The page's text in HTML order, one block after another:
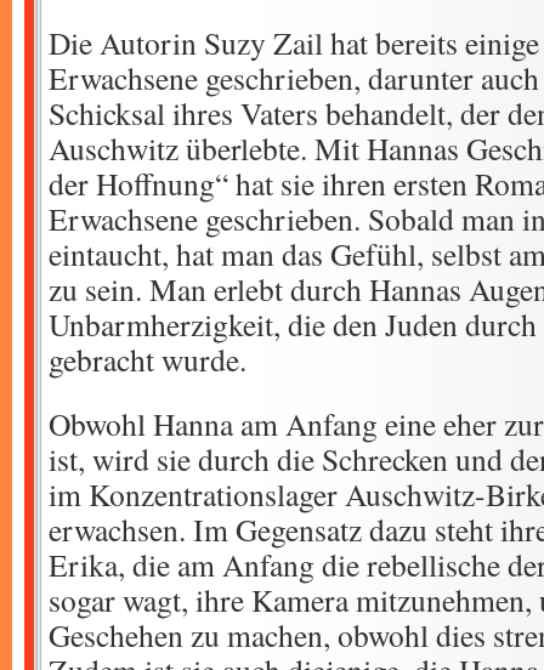
Die Autorin Suzy Zail hat bereits
Erwachsene geschrieben, darunter
Schicksal ihres Vaters behandelt, der
Auschwitz überlebte. Mit Hannas
der Hoffnung“ hat sie ihren ersten
Erwachsene geschrieben. Sobald man
eintaucht, hat man das Gefühl, selbst
zu sein. Man erlebt durch Hannas
Unbarmherzigkeit, die den Juden durch
gebracht wurde.
Obwohl Hanna am Anfang eine eher
ist, wird sie durch die Schrecken und
im Konzentrationslager Auschwitz-
erwachsen. Im Gegensatz dazu steht
Erika, die am Anfang die rebellische
sogar wagt, ihre Kamera
Geschehen zu machen, obwohl dies